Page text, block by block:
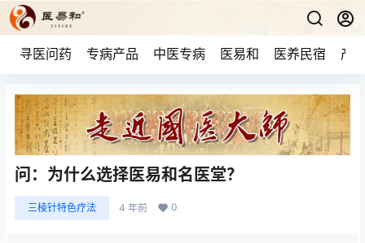
寻医问药 专病产品 中医专病 医易和 医养民宿 产
问：为什么选择医易和名医堂？
三棱针特色疗法 4 年前 0